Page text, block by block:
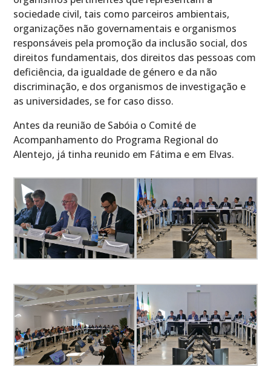
sociedade civil, tais como parceiros ambientais,
organizações não governamentais e organismos
responsáveis pela promoção da inclusão social, dos
direitos fundamentais, dos direitos das pessoas com
deficiência, da igualdade de género e da não
discriminação, e dos organismos de investigação e
as universidades, se for caso disso.
Antes da reunião de Sabóia o Comité de
Acompanhamento do Programa Regional do
Alentejo, já tinha reunido em Fátima e em Elvas.